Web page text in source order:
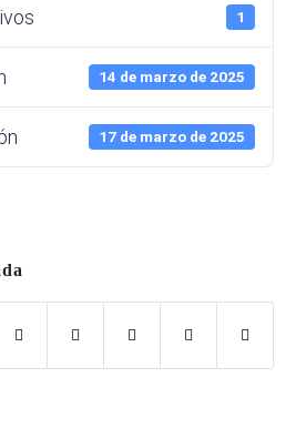
1
14 de marzo de 2025
17 de marzo de 2025